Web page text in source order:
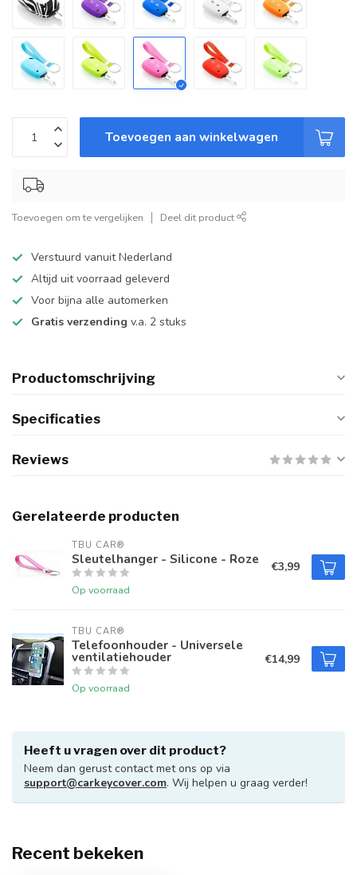
Toevoegen aan winkelwagen
Toevoegen om te vergelijken Deel dit product
Verstuurd vanuit Nederland
Altijd uit voorraad geleverd
Voor bijna alle automerken
Gratis verzending v.a. 2 stuks
Productomschrijving
Specificaties
Reviews
Gerelateerde producten
TBU CAR®
Sleutelhanger - Silicone - Roze
Op voorraad
€3,99
TBU CAR®
Telefoonhouder - Universele
ventilatiehouder
Op voorraad
€14,99
Heeft u vragen over dit product?
Neem dan gerust contact met ons op via
support@carkeycover.com. Wij helpen u graag verder!
Recent bekeken